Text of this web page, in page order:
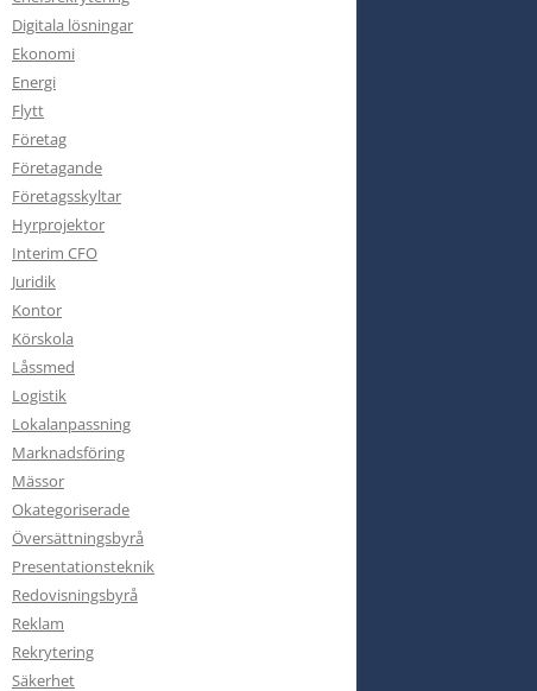
Digitala lösningar
Ekonomi
Energi
Flytt
Företag
Företagande
Företagsskyltar
Hyrprojektor
Interim CFO
Juridik
Kontor
Körskola
Låssmed
Logistik
Lokalanpassning
Marknadsföring
Mässor
Okategoriserade
Översättningsbyrå
Presentationsteknik
Redovisningsbyrå
Reklam
Rekrytering
Säkerhet